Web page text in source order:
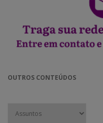
OUTROS CONTEÚDOS